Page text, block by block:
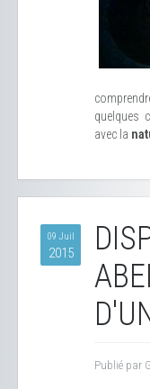
quelques
avec la
09 Juil
2015
Publié par